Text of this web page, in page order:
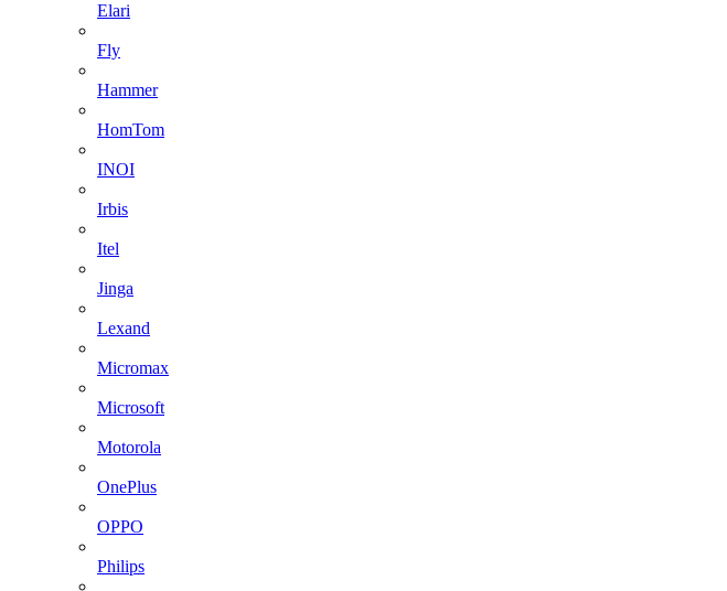
Elari
Fly
Hammer
HomTom
INOI
Irbis
Itel
Jinga
Lexand
Micromax
Microsoft
Motorola
OnePlus
OPPO
Philips